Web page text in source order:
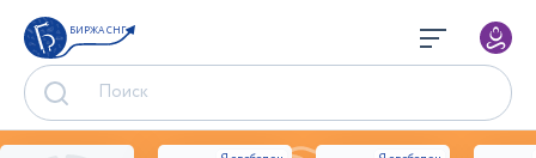
БИРЖА СНГ